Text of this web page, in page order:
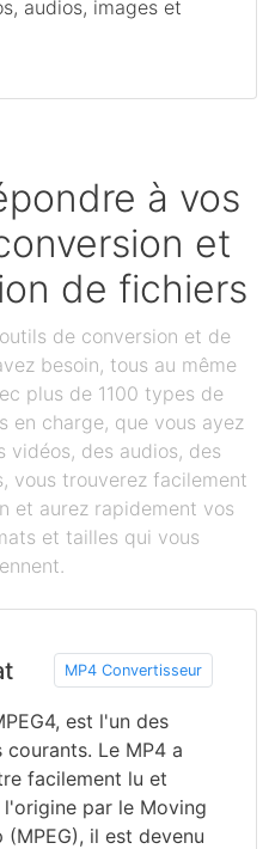
audios, images et
à vos
et
de fichiers
de conversion et de
besoin, tous au même
plus de 1100 types de
en charge, que vous ayez
des audios, des
vous trouverez facilement
et aurez rapidement vos
et tailles qui vous
MP4 Convertisseur
est l'un des
Le MP4 a
facilement lu et
par le Moving
il est devenu